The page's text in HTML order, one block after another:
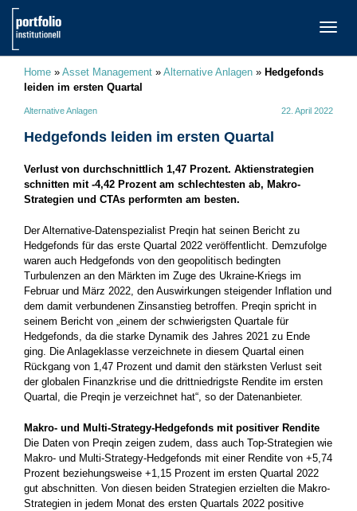
Home » Asset Management » Alternative Anlagen » Hedgefonds
leiden im ersten Quartal
Alternative Anlagen 22. April 2022
Hedgefonds leiden im ersten Quartal
Verlust von durchschnittlich 1,47 Prozent. Aktienstrategien
schnitten mit -4,42 Prozent am schlechtesten ab, Makro-
Strategien und CTAs performten am besten.
Der Alternative-Datenspezialist Preqin hat seinen Bericht zu
Hedgefonds für das erste Quartal 2022 veröffentlicht. Demzufolge
waren auch Hedgefonds von den geopolitisch bedingten
Turbulenzen an den Märkten im Zuge des Ukraine-Kriegs im
Februar und März 2022, den Auswirkungen steigender Inflation und
dem damit verbundenen Zinsanstieg betroffen. Preqin spricht in
seinem Bericht von „einem der schwierigsten Quartale für
Hedgefonds, da die starke Dynamik des Jahres 2021 zu Ende
ging. Die Anlageklasse verzeichnete in diesem Quartal einen
Rückgang von 1,47 Prozent und damit den stärksten Verlust seit
der globalen Finanzkrise und die drittniedrigste Rendite im ersten
Quartal, die Preqin je verzeichnet hat“, so der Datenanbieter.
Makro- und Multi-Strategy-Hedgefonds mit positiver Rendite
Die Daten von Preqin zeigen zudem, dass auch Top-Strategien wie
Makro- und Multi-Strategy-Hedgefonds mit einer Rendite von +5,74
Prozent beziehungsweise +1,15 Prozent im ersten Quartal 2022
gut abschnitten. Von diesen beiden Strategien erzielten die Makro-
Strategien in jedem Monat des ersten Quartals 2022 positive